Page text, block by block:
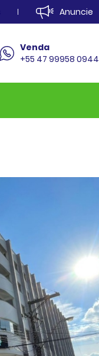
Anuncie
Venda
+55 47 99958 0944